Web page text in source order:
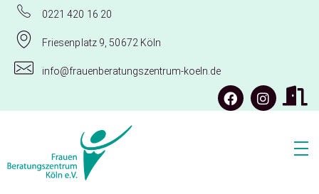
0221 420 16 20
Friesenplatz 9, 50672 Köln
info@frauenberatungszentrum-koeln.de